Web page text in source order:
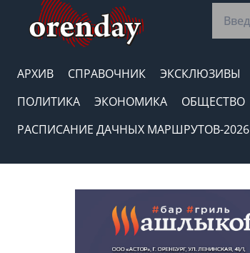
АРХИВ СПРАВОЧНИК ЭКСКЛЮЗИВЫ
ПОЛИТИКА
ЭКОНОМИКА ОБЩЕСТВО
РАСПИСАНИЕ ДАЧНЫХ МАРШРУТОВ-2026